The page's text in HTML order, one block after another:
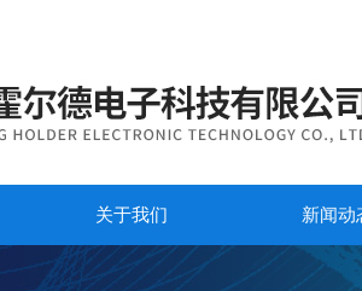
关于我们 新闻动